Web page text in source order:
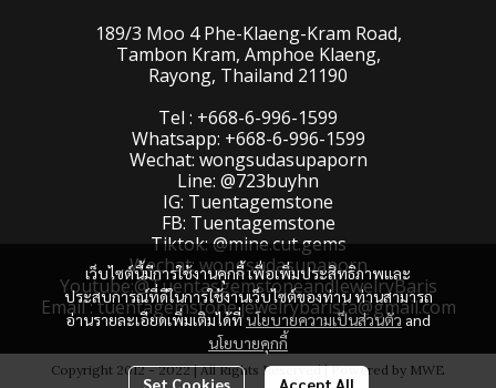
เว็บไซต์นี้มีการใช้งานคุกกี้ เพื่อเพิ่มประสิทธิภาพและ
ประสบการณ์ที่ดีในการใช้งานเว็บไซต์ของท่าน ท่านสามารถ
อ่านรายละเอียดเพิ่มเติมได้ที่นโยบายความเป็นส่วนตัวand
นโยบายคุกกี้
Set Cookies Accept All
189/3 Moo 4 Phe-Klaeng-Kram Road,
Tambon Kram, Amphoe Klaeng,
Rayong, Thailand 21190
Tel : +668-6-996-1599
Whatsapp: +668-6-996-1599
Wechat: wongsudasupaporn
Line: @723buyhn
IG: Tuentagemstone
FB: Tuentagemstone
Tiktok: @mine.cut.gems
Wechat: wongsudasupaporn
Youtube:@TuentasgemstoneandJewelryBaris
Email : tuentagemstone.jewelrybarista@gmail.com
Copyright 2012 - 2022 | All Rights Reserved | Powered by MWE